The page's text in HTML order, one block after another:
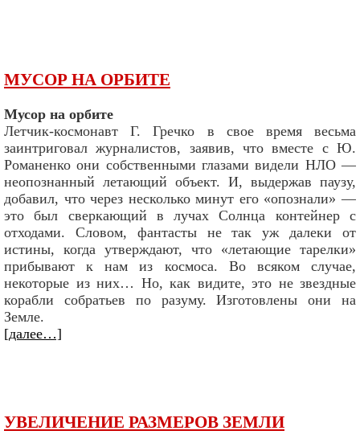
МУСОР НА ОРБИТЕ
Мусор на орбите
Летчик-космонавт Г. Гречко в свое время весьма
заинтриговал журналистов, заявив, что вместе с Ю.
Романенко они собственными глазами видели НЛО —
неопознанный летающий объект. И, выдержав паузу,
добавил, что через несколько минут его «опознали» —
это был сверкающий в лучах Солнца контейнер с
отходами. Словом, фантасты не так уж далеки от
истины, когда утверждают, что «летающие тарелки»
прибывают к нам из космоса. Во всяком случае,
некоторые из них… Но, как видите, это не звездные
корабли собратьев по разуму. Изготовлены они на
Земле.
[далее…]
УВЕЛИЧЕНИЕ РАЗМЕРОВ ЗЕМЛИ